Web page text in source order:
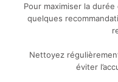
Pour maximiser la
quelques
Nettoyez
éviter